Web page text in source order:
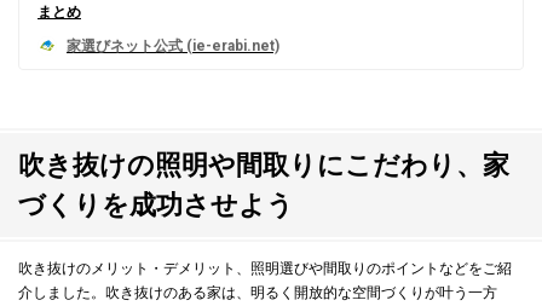
まとめ
吹き抜けの照明や間取りにこだわり、家
づくりを成功させよう
吹き抜けのメリット・デメリット、照明選びや間取りのポイントなどをご紹
介しました。吹き抜けのある家は、明るく開放的な空間づくりが叶う一方